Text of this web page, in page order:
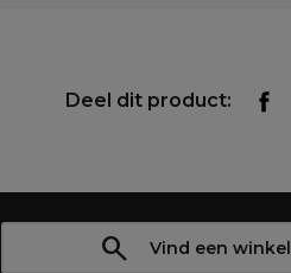
Deel dit product:
Vind een winkel